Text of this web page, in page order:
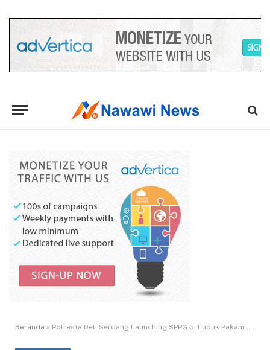
Beranda » Polresta Deli Serdang Launching SPPG di Lubuk Pakam Wujudkan Dukungan Polri Terhadap Generasi Sehat